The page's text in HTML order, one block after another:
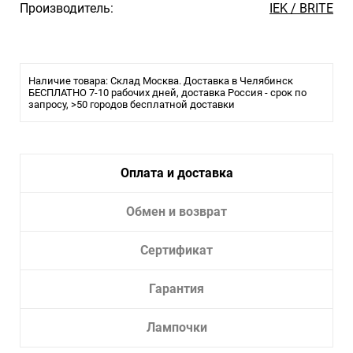
Производитель: IEK / BRITE
Наличие товара: Склад Москва. Доставка в Челябинск
БЕСПЛАТНО 7-10 рабочих дней, доставка Россия - срок по
запросу, >50 городов бесплатной доставки
Оплата и доставка
Обмен и возврат
Сертификат
Гарантия
Лампочки